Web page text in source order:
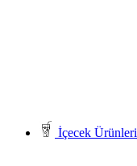
İçecek Ürünleri